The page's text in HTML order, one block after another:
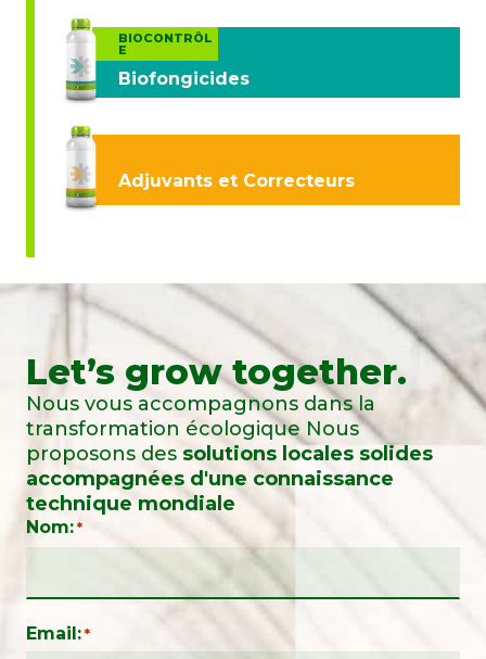
BIOCONTRÔL
E
Biofongicides
Adjuvants et Correcteurs
Let’s grow together.
Nous vous accompagnons dans la
transformation écologique Nous
proposons des solutions locales solides
accompagnées d'une connaissance
technique mondiale
Nom: *
Email: *